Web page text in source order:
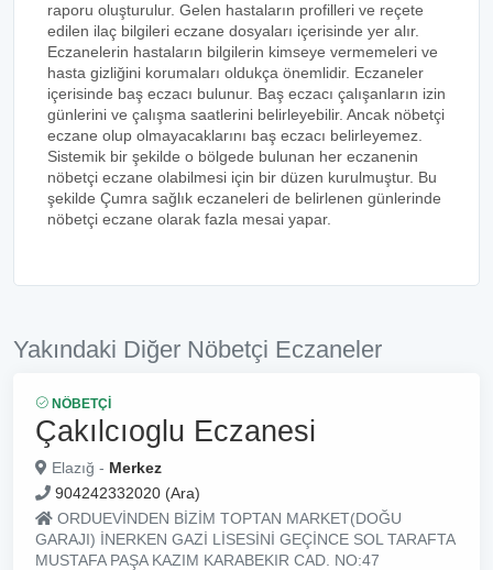
raporu oluşturulur. Gelen hastaların profilleri ve reçete
edilen ilaç bilgileri eczane dosyaları içerisinde yer alır.
Eczanelerin hastaların bilgilerin kimseye vermemeleri ve
hasta gizliğini korumaları oldukça önemlidir. Eczaneler
içerisinde baş eczacı bulunur. Baş eczacı çalışanların izin
günlerini ve çalışma saatlerini belirleyebilir. Ancak nöbetçi
eczane olup olmayacaklarını baş eczacı belirleyemez.
Sistemik bir şekilde o bölgede bulunan her eczanenin
nöbetçi eczane olabilmesi için bir düzen kurulmuştur. Bu
şekilde Çumra sağlık eczaneleri de belirlenen günlerinde
nöbetçi eczane olarak fazla mesai yapar.
Yakındaki Diğer Nöbetçi Eczaneler
NÖBETÇI
Çakılcıoglu Eczanesi
Elazığ - Merkez
904242332020 (Ara)
ORDUEVİNDEN BİZİM TOPTAN MARKET(DOĞU
GARAJI) İNERKEN GAZİ LİSESİNİ GEÇİNCE SOL TARAFTA
MUSTAFA PAŞA KAZIM KARABEKIR CAD. NO:47